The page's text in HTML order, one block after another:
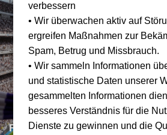
Real Madrid vs FC Sevilla
verbessern
• Wir überwachen aktiv auf
ergreifen Maßnahmen zur
Spam, Betrug und Missbrauch.
• Wir sammeln Informationen
und statistische Daten unserer
gesammelten Informationen
besseres Verständnis für die
Dienste zu gewinnen und die